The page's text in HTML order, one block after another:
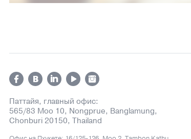
Паттайя, главный офис:
565/83 Moo 10, Nongprue, Banglamung,
Chonburi 20150, Thailand